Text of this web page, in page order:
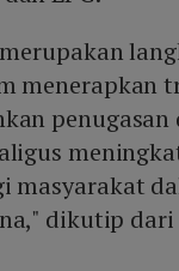
menerapkan
penugasan
masyarakat
dikutip dari